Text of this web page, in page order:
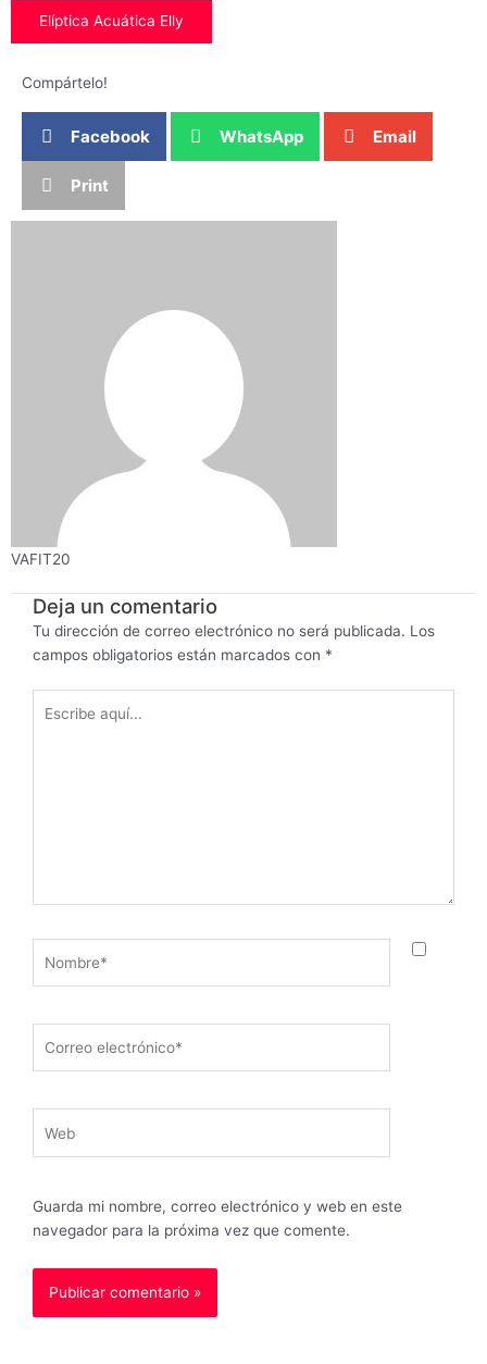
Elíptica Acuática Elly
Compártelo!
Facebook WhatsApp Email
Print
VAFIT20
Deja un comentario
Tu dirección de correo electrónico no será publicada. Los
campos obligatorios están marcados con *
aquí...
electrónico*
Guarda mi nombre, correo electrónico y web en este
navegador para la próxima vez que comente.